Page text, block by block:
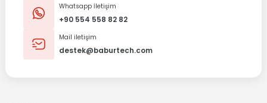
Whatsapp İletişim
+90 554 558 82 82
Mail iletişim
destek@baburtech.com